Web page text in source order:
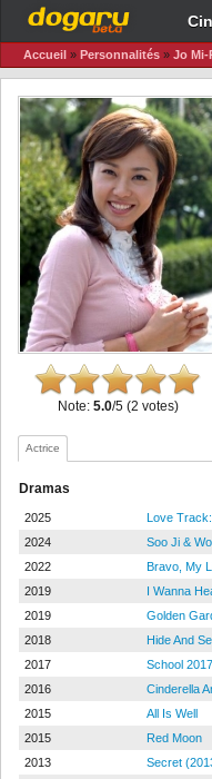
Accueil » Personnalités » Jo Mi-
Note: 5.0/5 (2 votes)
Actrice
Dramas
2025
Love
2024
Soo Ji &
2022
Bravo, My
2019
I Wanna
2019
Golden
2018
Hide And
2017
School 2017
2016
Cinderella
2015
All Is Well
2015
Red Moon
2013
Secret